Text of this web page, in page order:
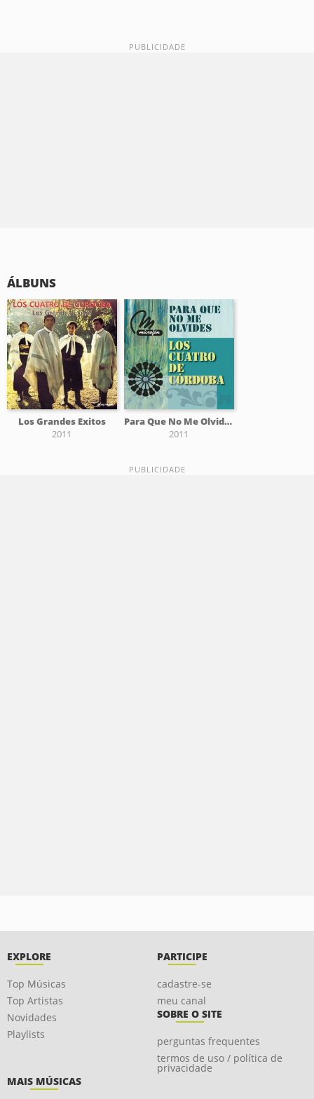
ÁLBUNS
Los Grandes Exitos
2011
Para Que No Me Olvides
2011
EXPLORE
Top Músicas
Top Artistas
Novidades
Playlists
PARTICIPE
cadastre-se
meu canal
SOBRE O SITE
perguntas frequentes
termos de uso / política de
privacidade
MAIS MÚSICAS